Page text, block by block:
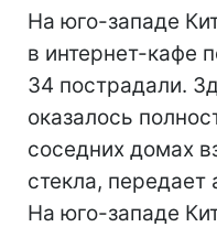
На юго-западе
в интернет-кафе
34 пострадали.
оказалось
соседних домах
стекла, передает
На юго-западе